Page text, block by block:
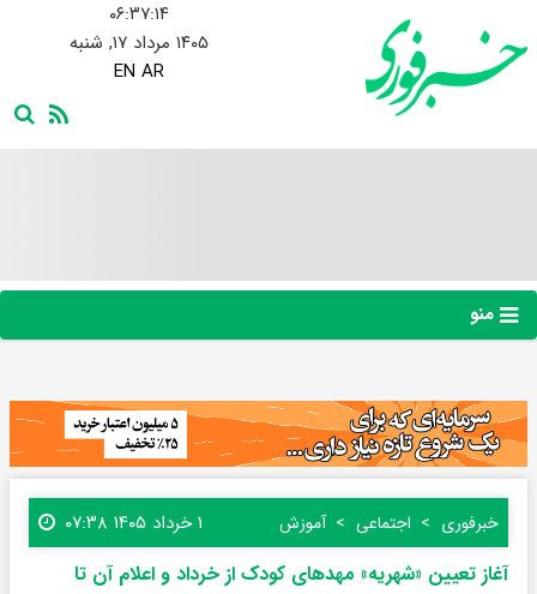
۰۶:۳۷:۱۵
۱۴۰۵ مرداد ۱۷, شنبه
EN AR
منو
خبرفوری اجتماعی آموزش ۱ خرداد ۱۴۰۵ ۰۷:۳۸
آغاز تعیین «شهریه» مهدهای کودک از خرداد و اعلام آن تا